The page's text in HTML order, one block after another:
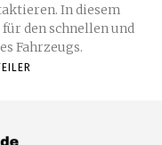
In diesem
den schnellen und
Fahrzeugs.